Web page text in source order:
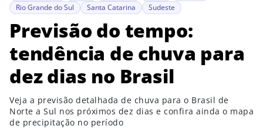
Rio Grande do Sul
Santa Catarina Sudeste
Previsão do tempo:
tendência de chuva para
dez dias no Brasil
Veja a previsão detalhada de chuva para o Brasil de
Norte a Sul nos próximos dez dias e confira ainda o mapa
de precipitação no período